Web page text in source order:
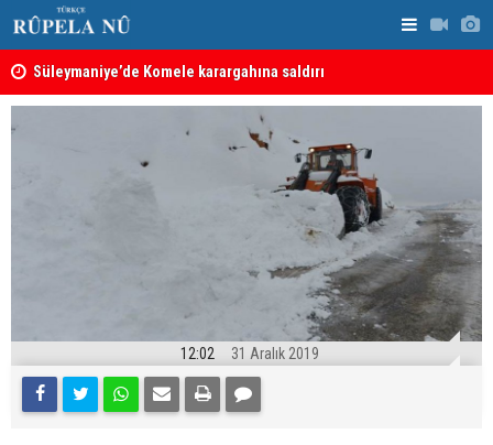
Süleymaniye’de Komele karargahına saldırı
sonuçlar
12:02 31 Aralık 2019